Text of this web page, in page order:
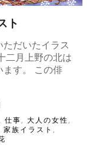
ト
だいたイラス
二月上野の北は
ます。 この俳
, 仕事 , 大人の女性 ,
家族イラスト ,